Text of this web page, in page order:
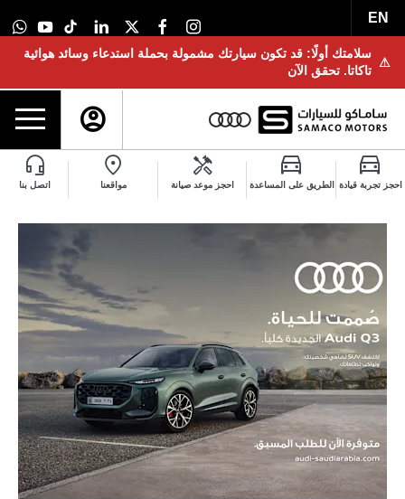
EN
⚠
سلامتك أولًا: قد تكون سيارتك مشمولة بحملة استدعاء وسائد هوائية
تاكاتا. تحقق الآن
احجز تجربة قيادة الطريق على المساعدة احجز موعد صيانة مواقعنا اتصل بنا Audi Q3 2026 الجديدة كليًا